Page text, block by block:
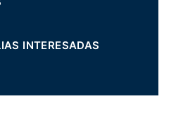
INTERESADAS